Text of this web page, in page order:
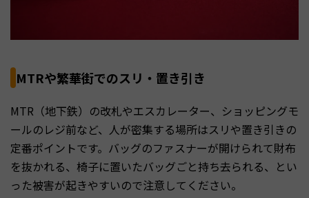
MTRや繁華街でのスリ・置き引き
MTR（地下鉄）の改札やエスカレーター、ショッピングモ
ールのレジ前など、人が密集する場所はスリや置き引きの
定番ポイントです。バッグのファスナーが開けられて財布
を抜かれる、椅子に置いたバッグごと持ち去られる、とい
った被害が起きやすいので注意してください。